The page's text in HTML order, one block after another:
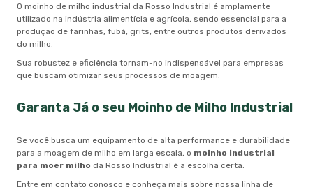
O moinho de milho industrial da Rosso Industrial é amplamente
utilizado na indústria alimentícia e agrícola, sendo essencial para a
produção de farinhas, fubá, grits, entre outros produtos derivados
do milho.
Sua robustez e eficiência tornam-no indispensável para empresas
que buscam otimizar seus processos de moagem.
Garanta Já o seu Moinho de Milho Industrial
Se você busca um equipamento de alta performance e durabilidade
para a moagem de milho em larga escala, o moinho industrial
para moer milho da Rosso Industrial é a escolha certa.
Entre em contato conosco e conheça mais sobre nossa linha de